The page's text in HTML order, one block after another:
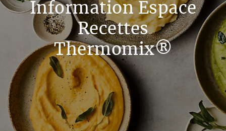
Information Espace
Recettes
Thermomix®